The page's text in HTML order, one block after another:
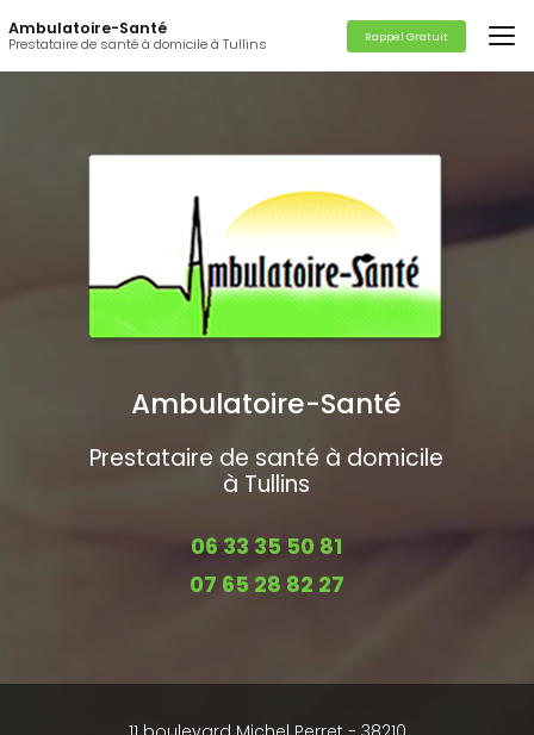
au
contenu
principal
Ambulatoire-Santé
Prestataire de santé à domicile à Tullins Rappel Gratuit
Ambulatoire-Santé
Prestataire de santé à domicile
à Tullins
06 33 35 50 81
07 65 28 82 27